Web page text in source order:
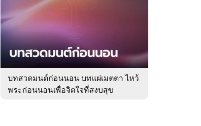
ของ
Sanook
ดูด
บทสวดมนต์ก่อนนอน บทแผ่เมตตา ไหว้
พระก่อนนอนเพื่อจิตใจที่สงบสุข